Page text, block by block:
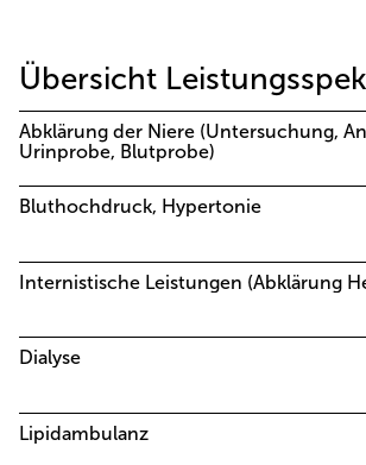
Übersicht
Urinprobe, Blutprobe)
Bluthochdruck, Hypertonie
Dialyse
Lipidambulanz